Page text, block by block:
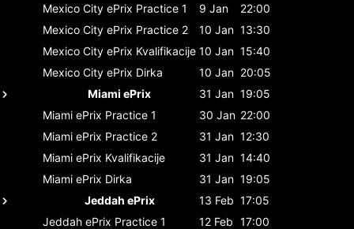
Mexico City ePrix Practice 1 9 Jan
22:00
Mexico City ePrix Practice 2 10 Jan 13:30
Mexico City ePrix Kvalifikacije 10 Jan 15:40
Mexico City ePrix Dirka 10 Jan 20:05
Miami ePrix
31 Jan 19:05
Miami ePrix Practice 1 30 Jan 22:00
Miami ePrix Practice 2 31 Jan 12:30
Miami ePrix Kvalifikacije 31 Jan 14:40
Miami ePrix Dirka 31 Jan 19:05
Jeddah ePrix
13 Feb 17:05
Jeddah ePrix Practice 1 12 Feb 17:00